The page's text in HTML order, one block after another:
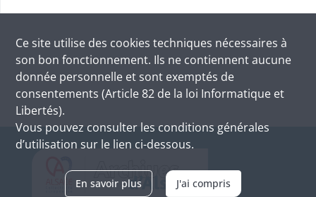
Ce site utilise des cookies techniques nécessaires à
son bon fonctionnement. Ils ne contiennent aucune
donnée personnelle et sont exemptés de
consentements (Article 82 de la loi Informatique et
Libertés).
Vous pouvez consulter les conditions générales
d’utilisation sur le lien ci-dessous.
En savoir plus J'ai compris